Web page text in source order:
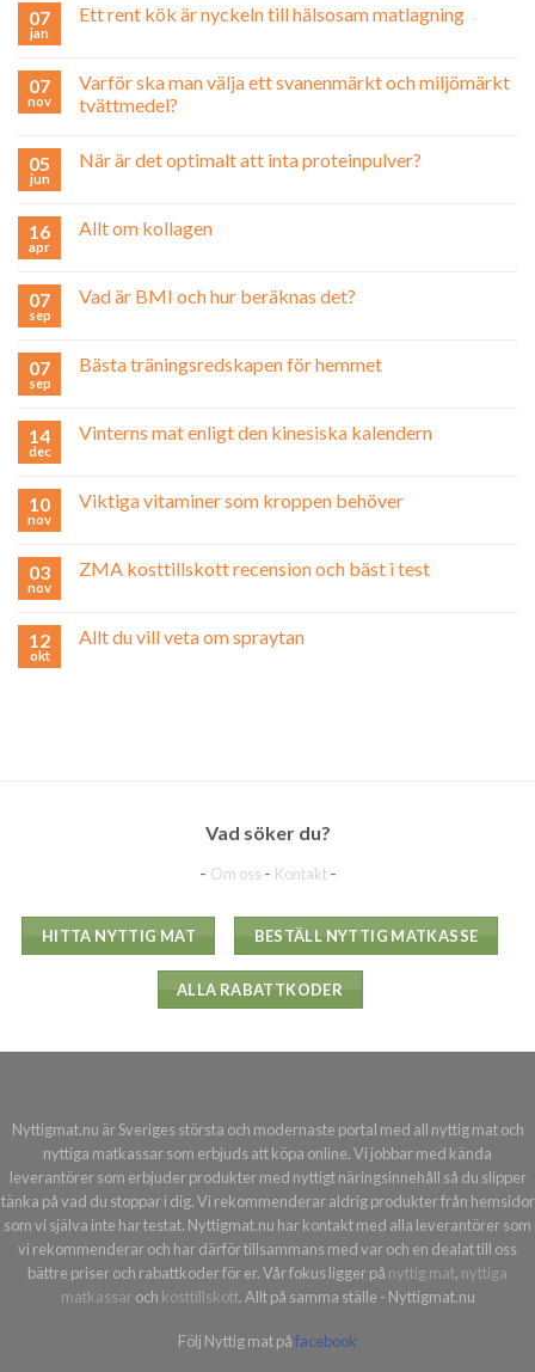
07
jan
Ett rent kök är nyckeln till hälsosam matlagning
07
nov
Varför ska man välja ett svanenmärkt och miljömärkt
tvättmedel?
05
jun
När är det optimalt att inta proteinpulver?
16
apr
Allt om kollagen
07
sep
Vad är BMI och hur beräknas det?
07
sep
Bästa träningsredskapen för hemmet
14
dec
Vinterns mat enligt den kinesiska kalendern
10
nov
Viktiga vitaminer som kroppen behöver
03
nov
ZMA kosttillskott recension och bäst i test
12
okt
Allt du vill veta om spraytan
Vad söker du?
- Om oss - Kontakt-
HITTA NYTTIG MAT BESTÄLL NYTTIG MATKASSE
ALLA RABATTKODER
Nyttigmat.nu är Sveriges största och modernaste portal med all nyttig mat och
nyttiga matkassar som erbjuds att köpa online. Vi jobbar med kända
leverantörer som erbjuder produkter med nyttigt näringsinnehåll så du slipper
tänka på vad du stoppar i dig. Vi rekommenderar aldrig produkter från hemsidor
som vi själva inte har testat. Nyttigmat.nu har kontakt med alla leverantörer som
vi rekommenderar och har därför tillsammans med var och en dealat till oss
bättre priser och rabattkoder för er. Vår fokus ligger på nyttig mat, nyttiga
matkassaroch kosttillskott. Allt på samma ställe - Nyttigmat.nu
Följ Nyttig mat påfacebook